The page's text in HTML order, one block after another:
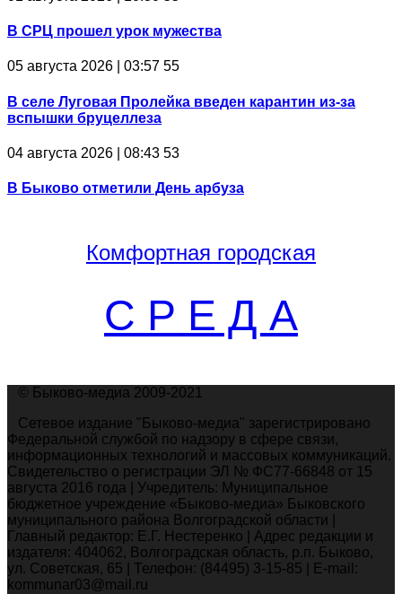
В СРЦ прошел урок мужества
05 августа 2026 | 03:57 55
В селе Луговая Пролейка введен карантин из-за
вспышки бруцеллеза
04 августа 2026 | 08:43 53
В Быково отметили День арбуза
Комфортная городская
С Р Е Д А
© Быково-медиа 2009-2021
Сетевое издание "Быково-медиа" зарегистрировано
Федеральной службой по надзору в сфере связи,
информационных технологий и массовых коммуникаций.
Свидетельство о регистрации ЭЛ № ФС77-66848 от 15
августа 2016 года | Учредитель: Муниципальное
бюджетное учреждение «Быково-медиа» Быковского
муниципального района Волгоградской области |
Главный редактор: Е.Г. Нестеренко | Адрес редакции и
издателя: 404062, Волгоградская область, р.п. Быково,
ул. Советская, 65 | Телефон: (84495) 3-15-85 | E-mail:
kommunar03@mail.ru